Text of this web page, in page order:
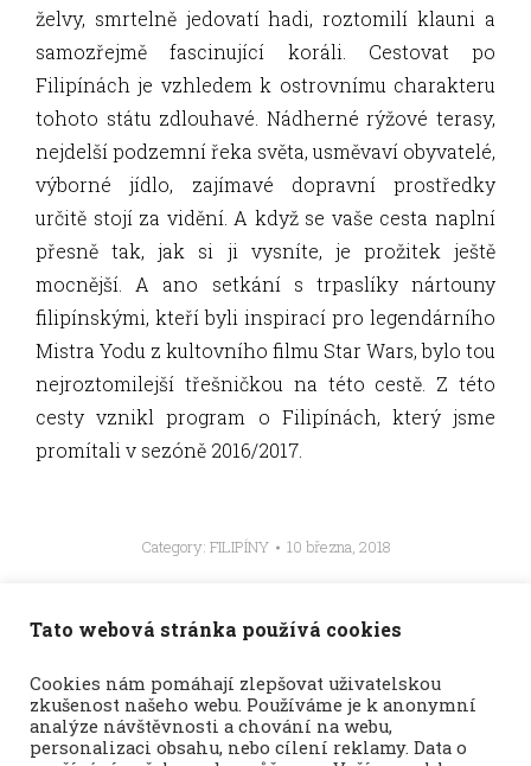
želvy, smrtelně jedovatí hadi, roztomilí klauni a
samozřejmě fascinující koráli. Cestovat po
Filipínách je vzhledem k ostrovnímu charakteru
tohoto státu zdlouhavé. Nádherné rýžové terasy,
nejdelší podzemní řeka světa, usměvaví obyvatelé,
výborné jídlo, zajímavé dopravní prostředky
určitě stojí za vidění. A když se vaše cesta naplní
přesně tak, jak si ji vysníte, je prožitek ještě
mocnější. A ano setkání s trpaslíky nártouny
filipínskými, kteří byli inspirací pro legendárního
Mistra Yodu z kultovního filmu Star Wars, bylo tou
nejroztomilejší třešničkou na této cestě. Z této
cesty vznikl program o Filipínách, který jsme
promítali v sezóně 2016/2017.
Category: FILIPÍNY 10 března, 2018
Album
navigation
PŘEDCHOZÍ
Previous
album:
Indonésie
Tato webová stránka používá cookies
Cookies nám pomáhají zlepšovat uživatelskou
zkušenost našeho webu. Používáme je k anonymní
analýze návštěvnosti a chování na webu,
personalizaci obsahu, nebo cílení reklamy. Data o